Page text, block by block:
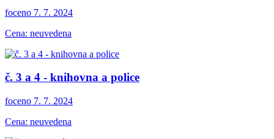
foceno 7. 7. 2024
Cena: neuvedena
č. 3 a 4 - knihovna a police
foceno 7. 7. 2024
Cena: neuvedena